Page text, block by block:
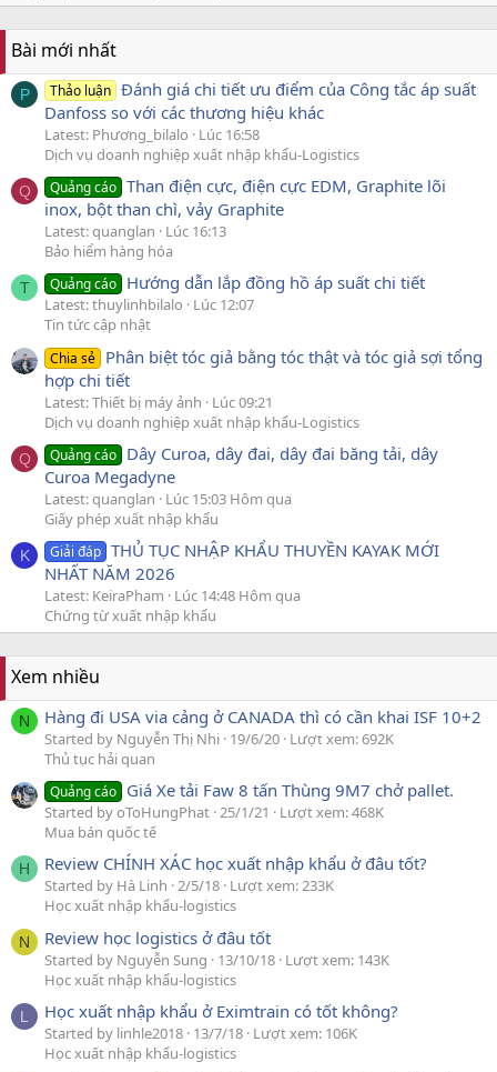
Bài mới nhất
P Thảo luận Đánh giá chi tiết ưu điểm của Công tắc áp suất
Danfoss so với các thương hiệu khác
Latest: Phương_bilalo
Lúc 16:58
Dịch vụ doanh nghiệp xuất nhập khẩu-Logistics
Q Quảng cáo Than điện cực, điện cực EDM, Graphite lõi
inox, bột than chì, vảy Graphite
Latest: quanglan
Lúc 16:13
Bảo hiểm hàng hóa
T Quảng cáo Hướng dẫn lắp đồng hồ áp suất chi tiết
Latest: thuylinhbilalo
Lúc 12:07
Tin tức cập nhật
Chia sẻ Phân biệt tóc giả bằng tóc thật và tóc giả sợi tổng
hợp chi tiết
Latest: Thiết bị máy ảnh
Lúc 09:21
Dịch vụ doanh nghiệp xuất nhập khẩu-Logistics
Q Quảng cáo Dây Curoa, dây đai, dây đai băng tải, dây
Curoa Megadyne
Latest: quanglan
Lúc 15:03 Hôm qua
Giấy phép xuất nhập khẩu
K Giải đáp THỦ TỤC NHẬP KHẨU THUYỀN KAYAK MỚI
NHẤT NĂM 2026
Latest: KeiraPham
Lúc 14:48 Hôm qua
Chứng từ xuất nhập khẩu
Xem nhiều
N Hàng đi USA via cảng ở CANADA thì có cần khai ISF 10+2
Started by Nguyễn Thị Nhi 19/6/20 Lượt xem: 692K
Thủ tục hải quan
Quảng cáo Giá Xe tải Faw 8 tấn Thùng 9M7 chở pallet.
Started by oToHungPhat 25/1/21
Lượt xem: 468K
Mua bán quốc tế
H Review CHÍNH XÁC học xuất nhập khẩu ở đâu tốt?
Started by Hà Linh 2/5/18 Lượt xem: 233K
Học xuất nhập khẩu-logistics
N Review học logistics ở đâu tốt
Started by Nguyễn Sung 13/10/18 Lượt xem: 143K
Học xuất nhập khẩu-logistics
L Học xuất nhập khẩu ở Eximtrain có tốt không?
Started by linhle2018 13/7/18 Lượt xem: 106K
Học xuất nhập khẩu-logistics